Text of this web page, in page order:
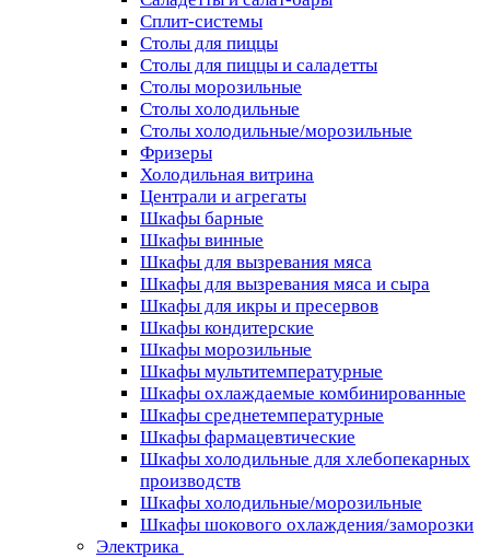
Сплит-системы
Столы для пиццы
Столы для пиццы и саладетты
Столы морозильные
Столы холодильные
Столы холодильные/морозильные
Фризеры
Холодильная витрина
Централи и агрегаты
Шкафы барные
Шкафы винные
Шкафы для вызревания мяса
Шкафы для вызревания мяса и сыра
Шкафы для икры и пресервов
Шкафы кондитерские
Шкафы морозильные
Шкафы мультитемпературные
Шкафы охлаждаемые комбинированные
Шкафы среднетемпературные
Шкафы фармацевтические
Шкафы холодильные для хлебопекарных
производств
Шкафы холодильные/морозильные
Шкафы шокового охлаждения/заморозки
Электрика